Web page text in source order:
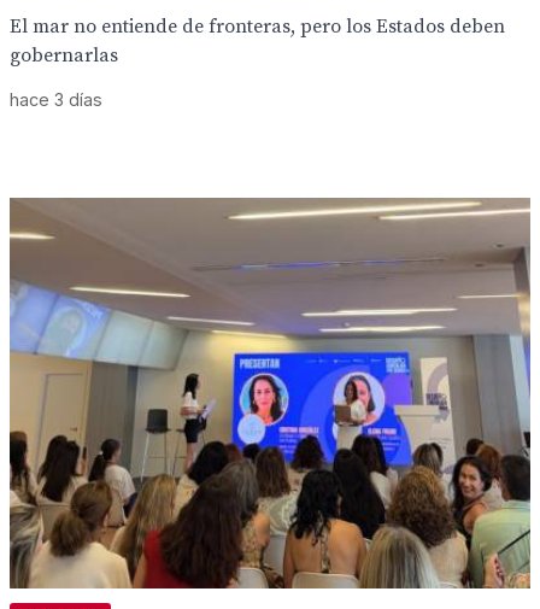
El mar no entiende de fronteras, pero los Estados deben
gobernarlas
hace 3 días